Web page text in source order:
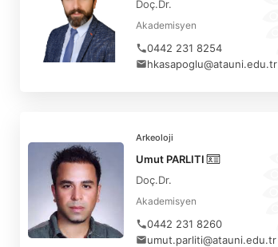
Doç.Dr.
Akademisyen
0442 231 8254
hkasapoglu@atauni.edu.tr
Arkeoloji
Umut PARLITI
Doç.Dr.
Akademisyen
0442 231 8260
umut.parliti@atauni.edu.tr